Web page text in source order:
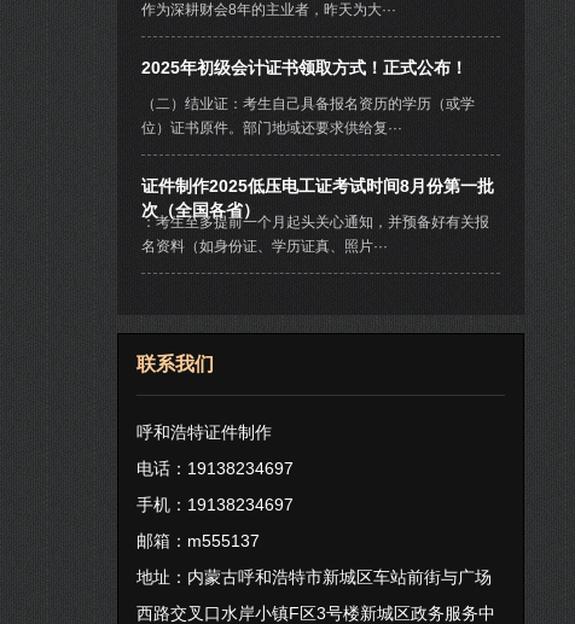
作为深耕财会8年的主业者，昨天为大···
2025年初级会计证书领取方式！正式公布！
（二）结业证：考生自己具备报名资历的学历（或学
位）证书原件。部门地域还要求供给复···
证件制作2025低压电工证考试时间8月份第一批
次（全国各省）
：考生至多提前一个月起头关心通知，并预备好有关报
名资料（如身份证、学历证真、照片···
联系我们
呼和浩特证件制作
电话：19138234697
手机：19138234697
邮箱：m555137
地址：内蒙古呼和浩特市新城区车站前街与广场
西路交叉口水岸小镇F区3号楼新城区政务服务中